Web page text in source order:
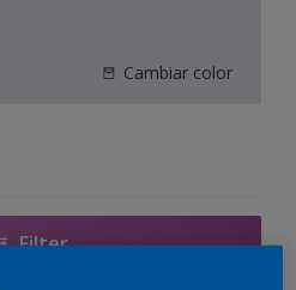
Cambiar color
Filter